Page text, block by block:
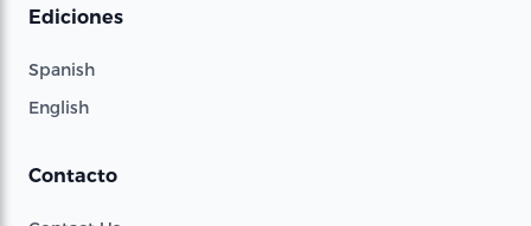
Ediciones
Spanish
English
Contacto